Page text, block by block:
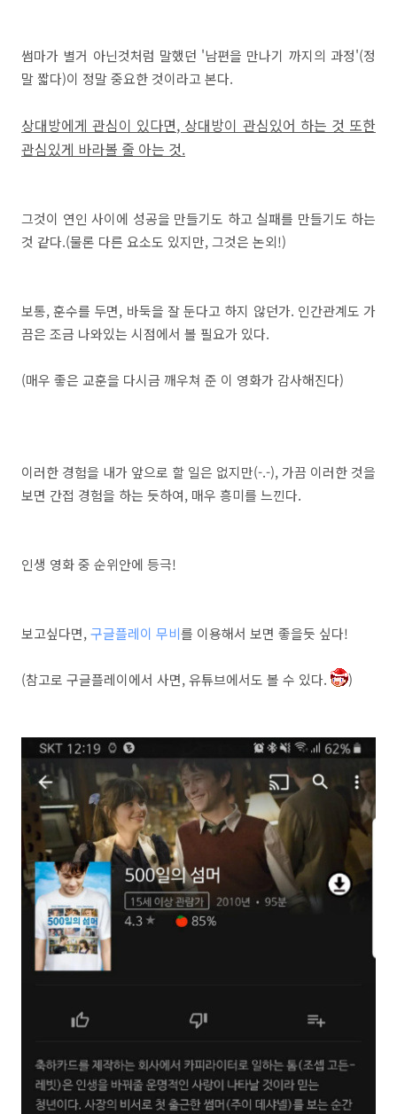
썸마가 별거 아닌것처럼 말했던 '남편을 만나기 까지의 과정'(정
말 짧다)이 정말 중요한 것이라고 본다.
상대방에게 관심이 있다면, 상대방이 관심있어 하는 것 또한
관심있게 바라볼 줄 아는 것.
그것이 연인 사이에 성공을 만들기도 하고 실패를 만들기도 하는
것 같다.(물론 다른 요소도 있지만, 그것은 논외!)
보통, 훈수를 두면, 바둑을 잘 둔다고 하지 않던가. 인간관계도 가
끔은 조금 나와있는 시점에서 볼 필요가 있다.
(매우 좋은 교훈을 다시금 깨우쳐 준 이 영화가 감사해진다)
이러한 경험을 내가 앞으로 할 일은 없지만(-.-), 가끔 이러한 것을
보면 간접 경험을 하는 듯하여, 매우 흥미를 느낀다.
인생 영화 중 순위안에 등극!
보고싶다면,구글플레이 무비를 이용해서 보면 좋을듯 싶다!
(참고로 구글플레이에서 사면, 유튜브에서도 볼 수 있다. )